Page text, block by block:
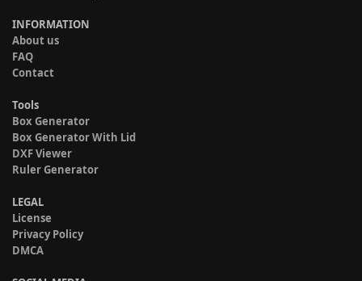
INFORMATION
About us
FAQ
Contact
Tools
Box Generator
Box Generator With Lid
DXF Viewer
Ruler Generator
LEGAL
License
Privacy Policy
DMCA